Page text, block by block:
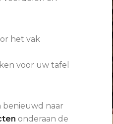
het vak
voor uw tafel
benieuwd naar
onderaan de